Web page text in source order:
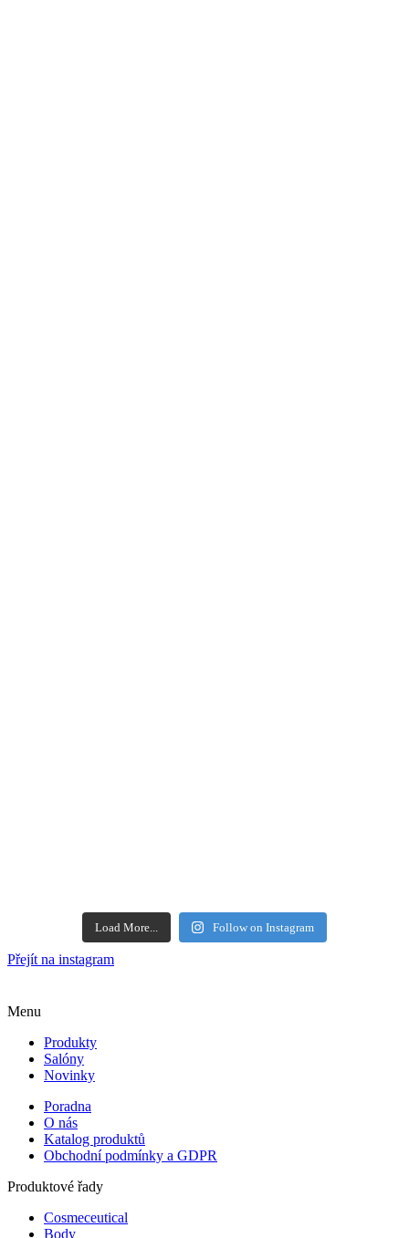
Load More... Follow on Instagram
Přejít na instagram
Menu
Produkty
Salóny
Novinky
Poradna
O nás
Katalog produktů
Obchodní podmínky a GDPR
Produktové řady
Cosmeceutical
Body